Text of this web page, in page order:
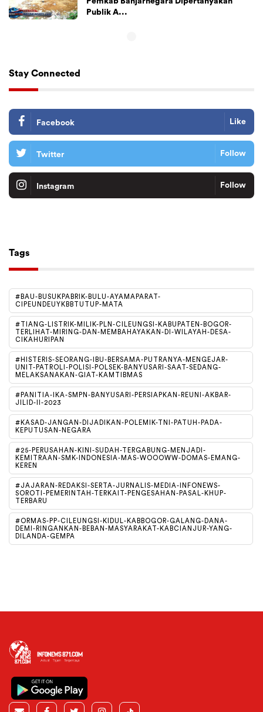
Publik A...
Stay Connected
Facebook Like
Twitter Follow
Instagram Follow
Tags
#BAU-BUSUKPABRIK-BULU-AYAMAPARAT-
CIPEUNDEUYKBBTUTUP-MATA
#TIANG-LISTRIK-MILIK-PLN-CILEUNGSI-KABUPATEN-BOGOR-
TERLIHAT-MIRING-DAN-MEMBAHAYAKAN-DI-WILAYAH-DESA-
CIKAHURIPAN
#HISTERIS-SEORANG-IBU-BERSAMA-PUTRANYA-MENGEJAR-
UNIT-PATROLI-POLISI-POLSEK-BANYUSARI-SAAT-SEDANG-
MELAKSANAKAN-GIAT-KAMTIBMAS
#PANITIA-IKA-SMPN-BANYUSARI-PERSIAPKAN-REUNI-AKBAR-
JILID-II-2023
#KASAD-JANGAN-DIJADIKAN-POLEMIK-TNI-PATUH-PADA-
KEPUTUSAN-NEGARA
#25-PERUSAHAN-KINI-SUDAH-TERGABUNG-MENJADI-
KEMITRAAN-SMK-INDONESIA-MAS-WOOOWW-DOMAS-EMANG-
KEREN
#JAJARAN-REDAKSI-SERTA-JURNALIS-MEDIA-INFONEWS-
SOROTI-PEMERINTAH-TERKAIT-PENGESAHAN-PASAL-KHUP-
TERBARU
#ORMAS-PP-CILEUNGSI-KIDUL-KABBOGOR-GALANG-DANA-
DEMI-RINGANKAN-BEBAN-MASYARAKAT-KABCIANJUR-YANG-
DILANDA-GEMPA